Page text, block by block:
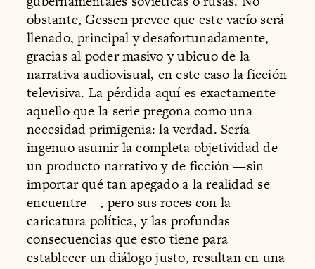
obstante, Gessen prevee que este vacío será
llenado, principal y desafortunadamente,
gracias al poder masivo y ubicuo de la
narrativa audiovisual, en este caso la ficción
televisiva. La pérdida aquí es exactamente
aquello que la serie pregona como una
necesidad primigenia: la verdad. Sería
ingenuo asumir la completa objetividad de
un producto narrativo y de ficción —sin
importar qué tan apegado a la realidad se
encuentre—, pero sus roces con la
caricatura política, y las profundas
consecuencias que esto tiene para
establecer un diálogo justo, resultan en una